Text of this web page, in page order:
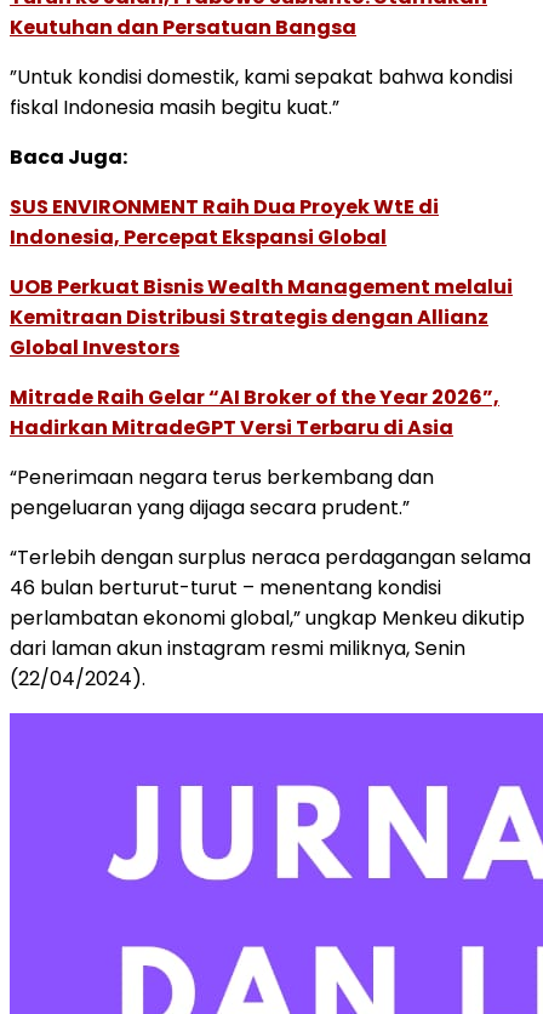
Keutuhan dan Persatuan Bangsa
”Untuk kondisi domestik, kami sepakat bahwa kondisi
fiskal Indonesia masih begitu kuat.”
Baca Juga:
SUS ENVIRONMENT Raih Dua Proyek WtE di
Indonesia, Percepat Ekspansi Global
UOB Perkuat Bisnis Wealth Management melalui
Kemitraan Distribusi Strategis dengan Allianz
Global Investors
Mitrade Raih Gelar “AI Broker of the Year 2026”,
Hadirkan MitradeGPT Versi Terbaru di Asia
“Penerimaan negara terus berkembang dan
pengeluaran yang dijaga secara prudent.”
“Terlebih dengan surplus neraca perdagangan selama
46 bulan berturut-turut – menentang kondisi
perlambatan ekonomi global,” ungkap Menkeu dikutip
dari laman akun instagram resmi miliknya, Senin
(22/04/2024).